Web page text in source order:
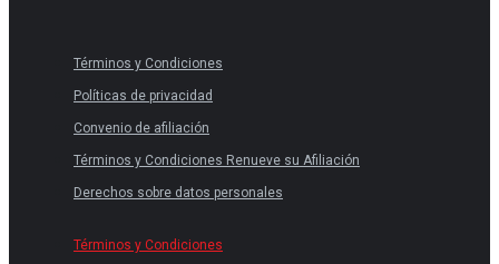
Términos y Condiciones
Políticas de privacidad
Convenio de afiliación
Términos y Condiciones Renueve su Afiliación
Derechos sobre datos personales
Términos y Condiciones